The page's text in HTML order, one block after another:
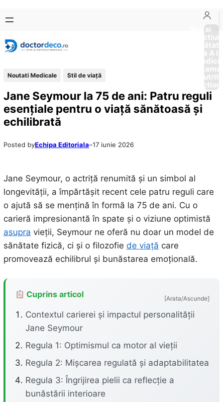
conținut
content
Boli si
Afectiuni
Sănătate
de la A
Noutati Medicale Stil de viaţă
Jane Seymour la 75 de ani: Patru reguli
esențiale pentru o viață sănătoasă și
echilibrată
Posted byEchipa Editoriala–17 iunie 2026
Jane Seymour, o actriță renumită și un simbol al
longevității, a împărtășit recent cele patru reguli care
o ajută să se mențină în formă la 75 de ani. Cu o
carieră impresionantă în spate și o viziune optimistă
asupra vieții, Seymour ne oferă nu doar un model de
sănătate fizică, ci și o filozofie de viață care
promovează echilibrul și bunăstarea emoțională.
Cuprins articol [Arata/Ascunde]
Contextul carierei și impactul personalității
Jane Seymour
Regula 1: Optimismul ca motor al vieții
Regula 2: Mișcarea regulată și adaptabilitatea
Regula 3: Îngrijirea pielii ca reflecție a
bunăstării interioare